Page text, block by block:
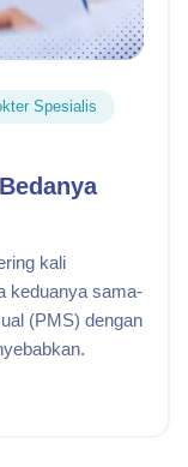
Spesialis
kali
keduanya sama-
(PMS) dengan